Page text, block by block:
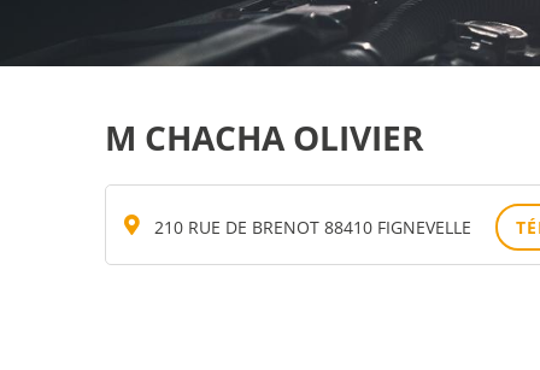
M CHACHA OLIVIER
210 RUE DE BRENOT 88410 FIGNEVELLE